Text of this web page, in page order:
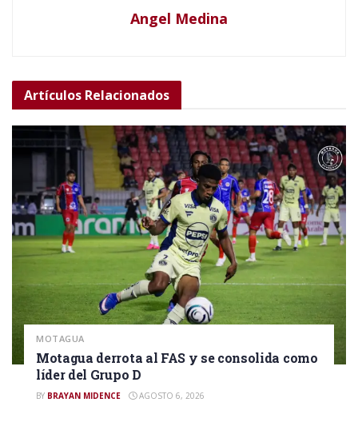
Angel Medina
Artículos Relacionados
MOTAGUA
Motagua derrota al FAS y se consolida como
líder del Grupo D
BY BRAYAN MIDENCE AGOSTO 6, 2026